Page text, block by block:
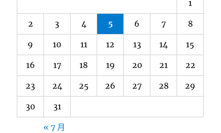
1
2 3 4 5 6 7 8
9 10 11 12 13 14 15
16 17 18 19 20 21 22
23 24 25 26 27 28 29
30 31
« 7 月